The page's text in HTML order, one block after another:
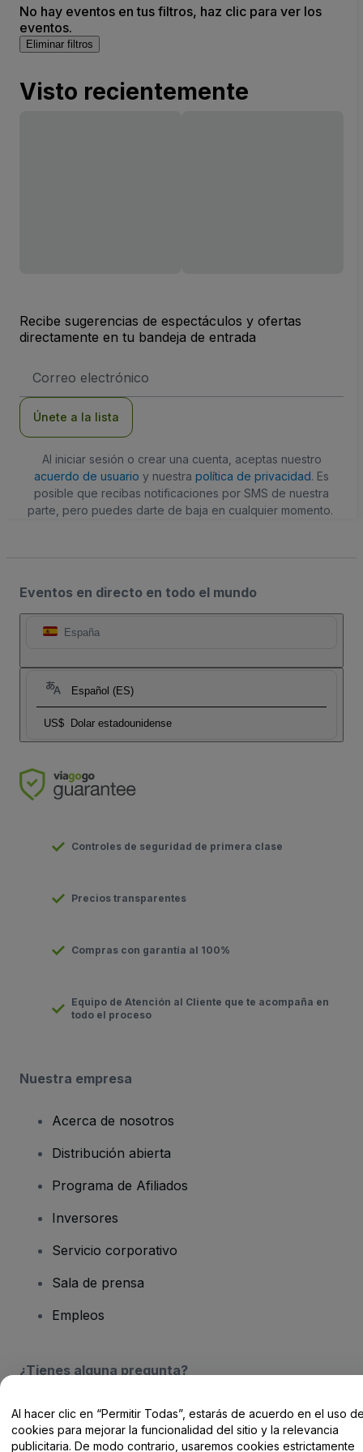
No hay eventos en tus filtros, haz clic para ver los
eventos.
Eliminar filtros
Visto recientemente
Recibe sugerencias de espectáculos y ofertas
directamente en tu bandeja de entrada
de
Únete a la lista
Al iniciar sesión o crear una cuenta, aceptas nuestro
acuerdo de usuario y nuestra política de privacidad. Es
posible que recibas notificaciones por SMS de nuestra
parte, pero puedes darte de baja en cualquier momento.
Eventos en directo en todo el mundo
España
Español (ES)
US$ Dolar estadounidense
Controles de seguridad de primera clase
Precios transparentes
Compras con garantía al 100%
Equipo de Atención al Cliente que te acompaña en
todo el proceso
Nuestra empresa
Acerca de nosotros
Distribución abierta
Programa de Afiliados
Inversores
Servicio corporativo
Sala de prensa
Empleos
¿Tienes alguna pregunta?
Centro de Ayuda / Contacto
Al hacer clic en “Permitir Todas”, estarás de acuerdo en el uso
cookies para mejorar la funcionalidad del sitio y la relevancia
publicitaria. De modo contrario, usaremos cookies estrictamente